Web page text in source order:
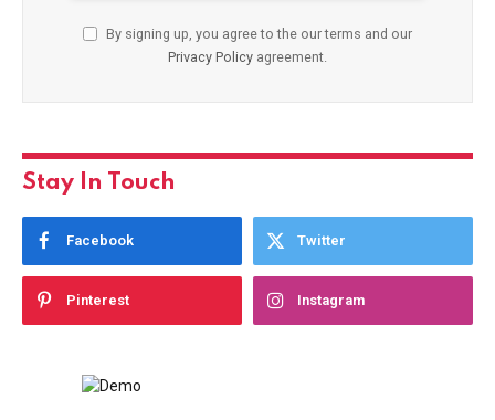
By signing up, you agree to the our terms and our
Privacy Policy agreement.
Stay In Touch
Facebook Twitter
Pinterest Instagram